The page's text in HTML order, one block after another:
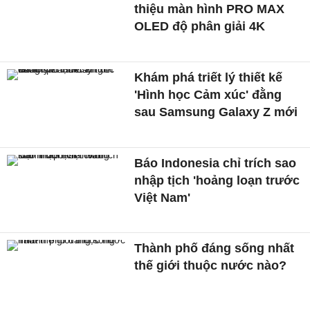
thiệu màn hình PRO MAX
OLED độ phân giải 4K
Khám phá triết lý thiết kế
'Hình học Cảm xúc' đằng
sau Samsung Galaxy Z mới
Báo Indonesia chỉ trích sao
nhập tịch 'hoảng loạn trước
Việt Nam'
Thành phố đáng sống nhất
thế giới thuộc nước nào?